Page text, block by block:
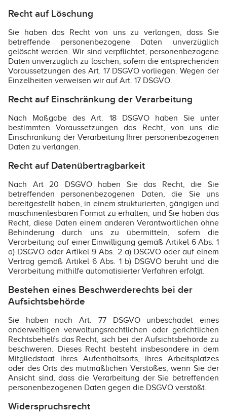
Recht auf Löschung
Sie haben das Recht von uns zu verlangen, dass Sie
betreffende personenbezogene Daten unverzüglich
gelöscht werden. Wir sind verpflichtet, personenbezogene
Daten unverzüglich zu löschen, sofern die entsprechenden
Voraussetzungen des Art. 17 DSGVO vorliegen. Wegen der
Einzelheiten verweisen wir auf Art. 17 DSGVO.
Recht auf Einschränkung der Verarbeitung
Nach Maßgabe des Art. 18 DSGVO haben Sie unter
bestimmten Voraussetzungen das Recht, von uns die
Einschränkung der Verarbeitung Ihrer personenbezogenen
Daten zu verlangen.
Recht auf Datenübertragbarkeit
Nach Art 20 DSGVO haben Sie das Recht, die Sie
betreffenden personenbezogenen Daten, die Sie uns
bereitgestellt haben, in einem strukturierten, gängigen und
maschinenlesbaren Format zu erhalten, und Sie haben das
Recht, diese Daten einem anderen Verantwortlichen ohne
Behinderung durch uns zu übermitteln, sofern die
Verarbeitung auf einer Einwilligung gemäß Artikel 6 Abs. 1
a) DSGVO oder Artikel 9 Abs. 2 a) DSGVO oder auf einem
Vertrag gemäß Artikel 6 Abs. 1 b) DSGVO beruht und die
Verarbeitung mithilfe automatisierter Verfahren erfolgt.
Bestehen eines Beschwerderechts bei der
Aufsichtsbehörde
Sie haben nach Art. 77 DSGVO unbeschadet eines
anderweitigen verwaltungsrechtlichen oder gerichtlichen
Rechtsbehelfs das Recht, sich bei der Aufsichtsbehörde zu
beschweren. Dieses Recht besteht insbesondere in dem
Mitgliedstaat ihres Aufenthaltsorts, ihres Arbeitsplatzes
oder des Orts des mutmaßlichen Verstoßes, wenn Sie der
Ansicht sind, dass die Verarbeitung der Sie betreffenden
personenbezogenen Daten gegen die DSGVO verstößt.
Widerspruchsrecht